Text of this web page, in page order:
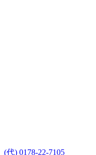
(代) 0178-22-7105